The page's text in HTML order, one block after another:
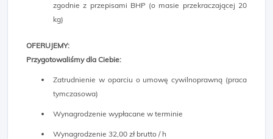
zgodnie z przepisami BHP (o masie przekraczającej 20
kg)
OFERUJEMY:
Przygotowaliśmy dla Ciebie:
Zatrudnienie w oparciu o umowę cywilnoprawną (praca
tymczasowa)
Wynagrodzenie wypłacane w terminie
Wynagrodzenie 32,00 zł brutto / h